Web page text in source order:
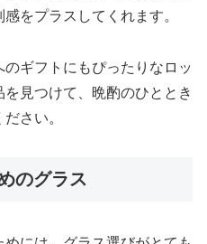
をプラスしてくれます。
ギフトにもぴったりなロッ
見つけて、晩酌のひととき
さい。
のグラス